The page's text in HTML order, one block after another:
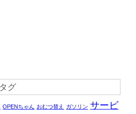
グ
OPENちゃん おむつ替え ガソリン サービ